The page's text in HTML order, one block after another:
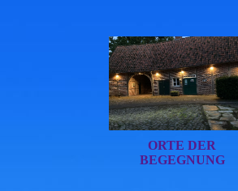
ORTE DER
BEGEGNUNG